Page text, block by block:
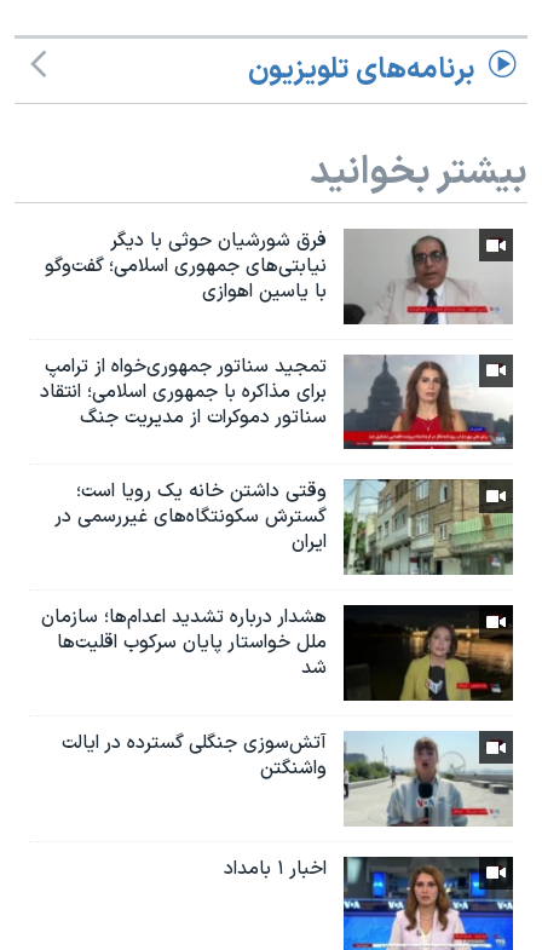
برنامه‌های تلویزیون
بیشتر بخوانید
فرق شورشیان حوثی با دیگر
نیابتی‌های جمهوری اسلامی؛ گفت‌وگو
با یاسین اهوازی
تمجید سناتور جمهوری‌خواه از ترامپ
برای مذاکره با جمهوری اسلامی؛ انتقاد
سناتور دموکرات از مدیریت جنگ
وقتی داشتن خانه یک رویا است؛
گسترش سکونتگاه‌های غیررسمی در
ایران
هشدار درباره تشدید اعدام‌ها؛ سازمان
ملل خواستار پایان سرکوب اقلیت‌ها
شد
آتش‌سوزی جنگلی گسترده در ایالت
واشنگتن
اخبار ۱ بامداد